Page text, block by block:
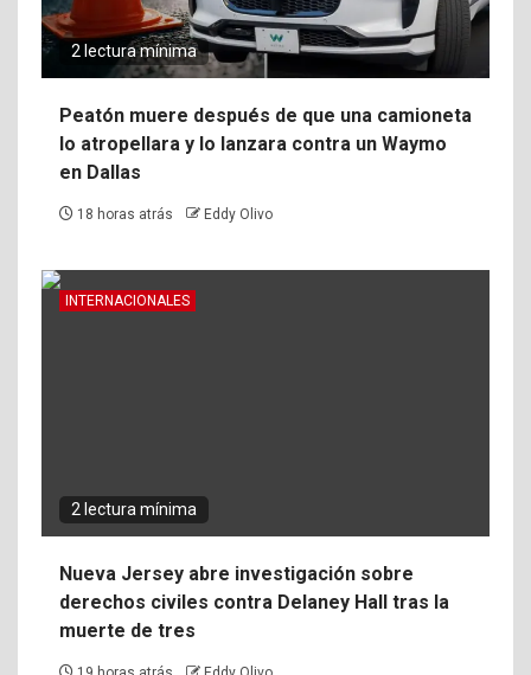
2 lectura mínima
Peatón muere después de que una camioneta
lo atropellara y lo lanzara contra un Waymo
en Dallas
18 horas atrás Eddy Olivo
INTERNACIONALES
2 lectura mínima
Nueva Jersey abre investigación sobre
derechos civiles contra Delaney Hall tras la
muerte de tres